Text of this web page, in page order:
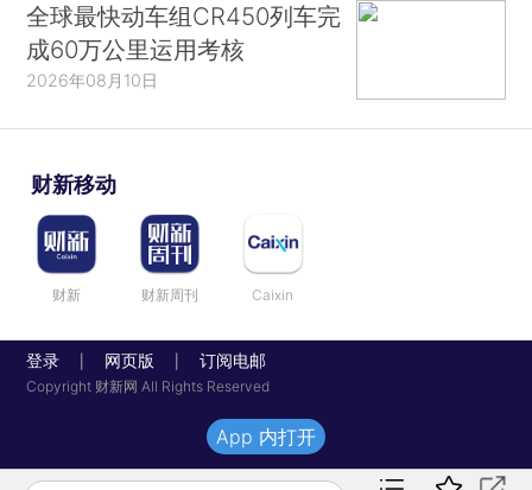
全球最快动车组CR450列车完
成60万公里运用考核
2026年08月10日
财新移动
财新 财新周刊 Caixin
登录 网页版 订阅电邮
Copyright 财新网 All Rights Reserved
App 内打开